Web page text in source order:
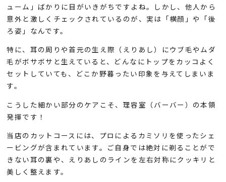
ューム」ばかりに目がいきがちですよね。しかし、他人から
意外と激しくチェックされているのが、実は「横顔」や「後
ろ姿」なんです。
特に、耳の周りや首元の生え際（えりあし）にウブ毛やムダ
毛がボサボサと生えていると、どんなにトップをカッコよく
セットしていても、どこか野暮ったい印象を与えてしまいま
す。
こうした細かい部分のケアこそ、理容室（バーバー）の本領
発揮です！
当店のカットコースには、プロによるカミソリを使ったシェ
ービングが含まれています。ご自身では絶対に剃ることがで
きない耳の裏や、えりあしのラインを左右対称にクッキリと
美しく整えます。